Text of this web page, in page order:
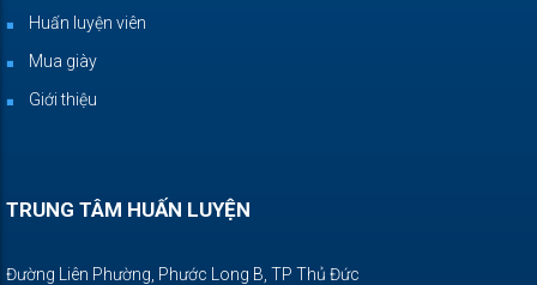
Huấn luyện viên
Mua giày
Giới thiệu
TRUNG TÂM HUẤN LUYỆN
Đường Liên Phường, Phước Long B, TP Thủ Đức